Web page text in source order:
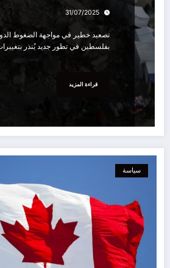
31/07/2025
تصعيد خطير في مواجهة الضغوط
بفلسطين في تطور جديد يُنذر
قراءة المزيد
سياسة